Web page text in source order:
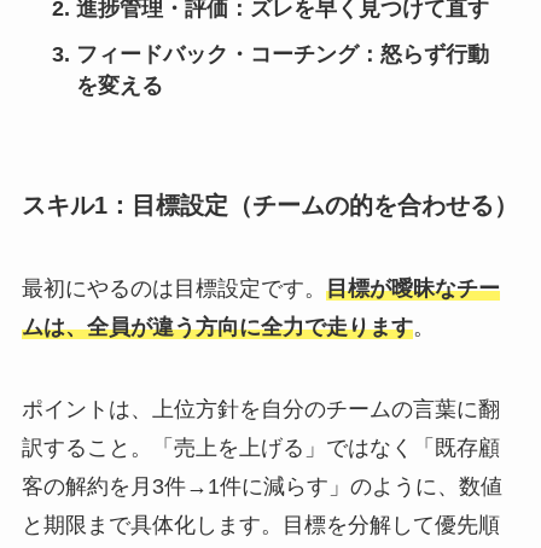
進捗管理・評価：ズレを早く見つけて直す
フィードバック・コーチング：怒らず行動
を変える
スキル1：目標設定（チームの的を合わせる）
最初にやるのは目標設定です。 目標が曖昧なチー
ムは、全員が違う方向に全力で走ります。
ポイントは、上位方針を自分のチームの言葉に翻
訳すること。「売上を上げる」ではなく「既存顧
客の解約を月3件→1件に減らす」のように、数値
と期限まで具体化します。目標を分解して優先順